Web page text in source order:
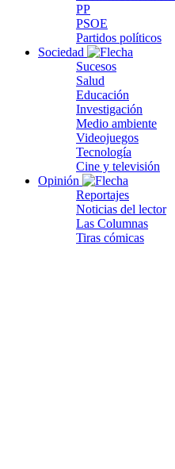
PP
PSOE
Partidos políticos
Sociedad
Sucesos
Salud
Educación
Investigación
Medio ambiente
Videojuegos
Tecnología
Cine y televisión
Opinión
Reportajes
Noticias del lector
Las Columnas
Tiras cómicas